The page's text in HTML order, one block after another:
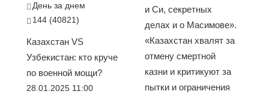
День за днем
144 (40821)
Казахстан VS
Узбекистан: кто круче
по военной мощи?
28.01.2025 11:00
и Си, секретных
делах и о Масимове».
«Казахстан хвалят за
отмену смертной
казни и критикуют за
пытки и ограничения